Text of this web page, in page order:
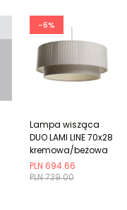
-6%
PLN 739.00
PLN 694.66
Lampa wisząca
DUO LAMI LINE 70x28
kremowa/beżowa